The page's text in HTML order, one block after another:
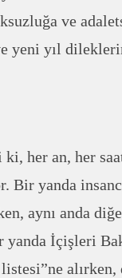
ve
yeni yıl
her an, her
Bir yanda
aynı anda
İçişleri